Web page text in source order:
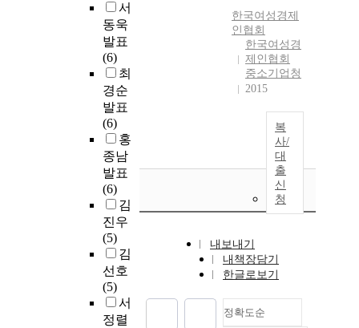
서
동욱
발표
(6)
최
경순
발표
(6)
홍
종남
발표
(6)
김
진우
(5)
김
선호
(5)
서
정렬
한국여성경제
인협회
한국여성경
제인협회
중소기업청
2015
복
사/
대
출
신
청
내보내기
내책장담기
한글로보기
정확도순